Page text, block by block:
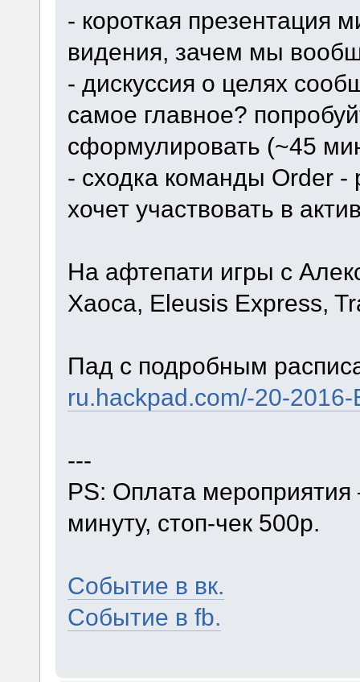
- короткая презентация
видения, зачем мы
- дискуссия о целях
самое главное?
сформулировать (~45
- сходка команды Order -
хочет участвовать в
На афтепати игры с
Хаоса, Eleusis Express,
Пад с подробным
ru.hackpad.com/-20-
---
PS: Оплата
минуту, стоп-чек 500р.
Событие в вк.
Событие в fb.